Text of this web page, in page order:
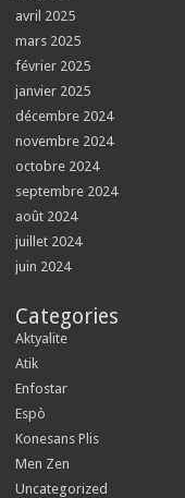
avril 2025
mars 2025
février 2025
janvier 2025
décembre 2024
novembre 2024
octobre 2024
septembre 2024
août 2024
juillet 2024
juin 2024
Categories
Aktyalite
Atik
Enfostar
Espò
Konesans Plis
Men Zen
Uncategorized